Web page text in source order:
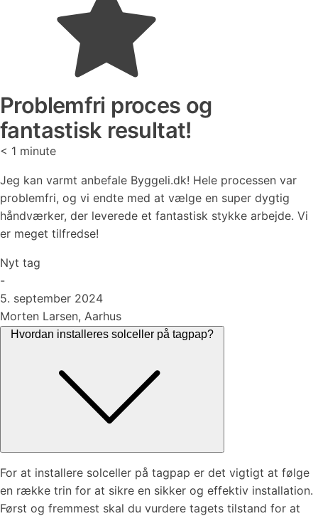
Problemfri proces og
fantastisk resultat!
< 1 minute
Jeg kan varmt anbefale Byggeli.dk! Hele processen var
problemfri, og vi endte med at vælge en super dygtig
håndværker, der leverede et fantastisk stykke arbejde. Vi
er meget tilfredse!
Nyt tag
-
5. september 2024
Morten Larsen, Aarhus
Hvordan installeres solceller på tagpap?
For at installere solceller på tagpap er det vigtigt at følge
en række trin for at sikre en sikker og effektiv installation.
Først og fremmest skal du vurdere tagets tilstand for at